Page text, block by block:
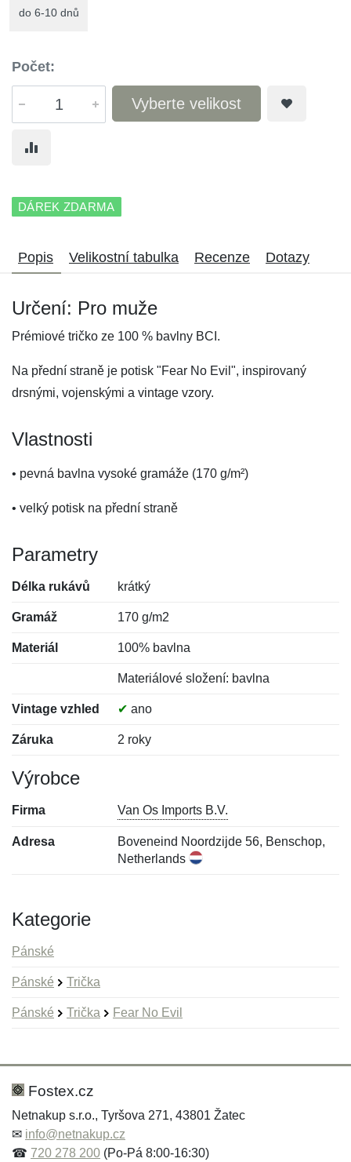
do 6-10 dnů
Počet:
Vyberte velikost
DÁREK ZDARMA
Popis Velikostní tabulka Recenze Dotazy
Určení: Pro muže
Prémiové tričko ze 100 % bavlny BCI.
Na přední straně je potisk "Fear No Evil", inspirovaný
drsnými, vojenskými a vintage vzory.
Vlastnosti
• pevná bavlna vysoké gramáže (170 g/m²)
• velký potisk na přední straně
Parametry
Délka rukávů krátký
Gramáž 170 g/m2
Materiál 100% bavlna
Materiálové složení: bavlna
Vintage vzhled ✔ ano
Záruka 2 roky
Výrobce
Firma Van Os Imports B.V.
Adresa
Boveneind Noordzijde 56, Benschop,
Netherlands
Kategorie
Pánské
Pánské Trička
Pánské Trička Fear No Evil
Hodnocení:
Jméno: *
Jméno:
E-mail:*
Fostex.cz
Netnakup s.r.o., Tyršova 271, 43801 Žatec
✉ info@netnakup.cz
☎ 720 278 200 (Po-Pá 8:00-16:30)